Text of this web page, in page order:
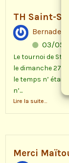
TH Saint-
03/05/
Le tournoi de St-
le dimanche 27
le temps n’ était
n’...
Lire la suite...
Merci